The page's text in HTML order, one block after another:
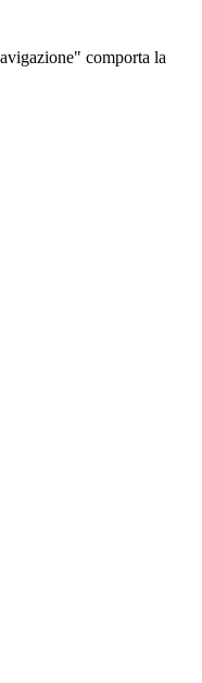
comporta la